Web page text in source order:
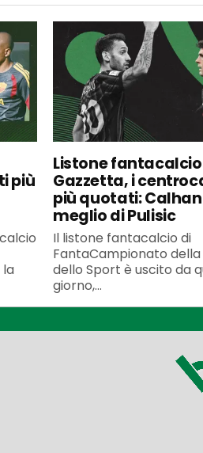
più
la
Listone fantacalcio
Gazzetta, i
più quotati:
meglio di Pulisic
Il listone fantacalcio di
FantaCampionato
dello Sport è uscito da
giorno,...